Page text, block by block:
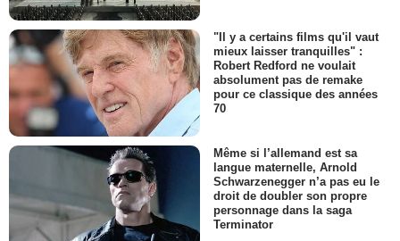
"Il y a certains films qu'il vaut
mieux laisser tranquilles" :
Robert Redford ne voulait
absolument pas de remake
pour ce classique des années
70
Même si l’allemand est sa
langue maternelle, Arnold
Schwarzenegger n’a pas eu le
droit de doubler son propre
personnage dans la saga
Terminator